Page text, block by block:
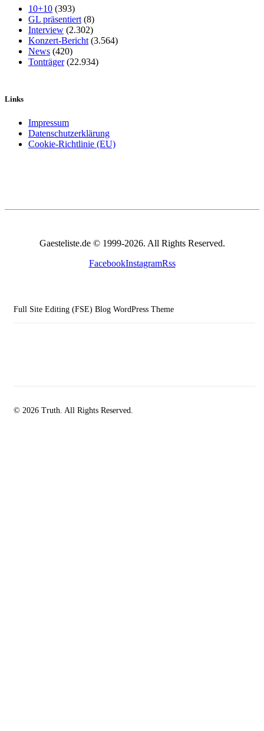
10+10 (393)
GL präsentiert (8)
Interview (2.302)
Konzert-Bericht (3.564)
News (420)
Tonträger(22.934)
Links
Impressum
Datenschutzerklärung
Cookie-Richtlinie (EU)
Gaesteliste.de © 1999-2026. All Rights Reserved.
FacebookInstagramRss
Full Site Editing (FSE) Blog WordPress Theme
© 2026 Truth. All Rights Reserved.